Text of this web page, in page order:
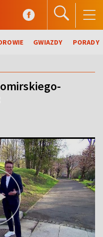
GWIAZDY PORADY